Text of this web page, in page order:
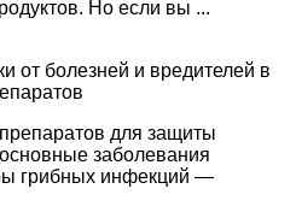
Но если вы ...
от болезней и вредителей в
для защиты
заболевания
грибных инфекций —